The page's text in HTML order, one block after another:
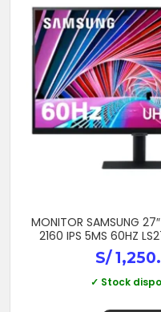
MONITOR SAMSUNG
2160 IPS 5MS 60HZ
S/
✓ Stock